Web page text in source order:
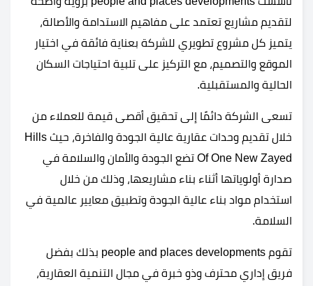
لتقديم مشاريع تعتمد على مفاهيم الاستدامة والأصالة،
يتميز كل مشروع تطويري للشركة بعناية فائقة في اختيار
الموقع والتصميم، مع التركيز على تلبية احتياجات السكان
الحالية والمستقبلية.
تسعى الشركة دائمًا إلى تحقيق أقصى قيمة للعملاء من
خلال تقديم وحدات عقارية عالية الجودة والفاخرة، حيث Hills
Of One New Zayed تضع الجودة والأمان والسلامة في
صدارة أولوياتها أثناء بناء مشاريعها، وذلك من خلال
استخدام مواد بناء عالية الجودة وتطبيق معايير عالمية في
السلامة.
تقوم people and places developments بذلك بفضل
فريق إداري محترف وذو خبرة في مجال التنمية العقارية،